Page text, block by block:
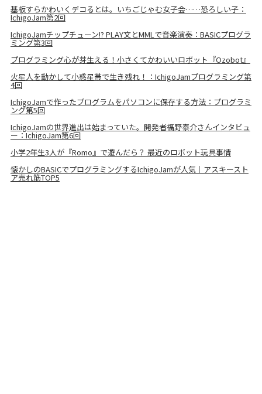
基板すらかわいくデコるとは。いちごじゃむ女子会……恐ろしい子：
IchigoJam第2回
IchigoJamチップチューン!? PLAY文とMMLで音楽演奏：BASICプログラ
ミング第3回
プログラミング心が芽生える！小さくてかわいいロボット『Ozobot』
火星人を動かして小惑星帯で生き残れ！：IchigoJamプログラミング第
4回
IchigoJamで作ったプログラムをパソコンに保存する方法：プログラミ
ング第5回
IchigoJamの世界進出は始まっていた。開発者福野泰介さんインタビュ
ー：IchigoJam第6回
小学2年生3人が『Romo』で遊んだら？ 最近のロボット玩具事情
懐かしのBASICでプログラミングするIchigoJamが人気｜アスキースト
ア売れ筋TOP5